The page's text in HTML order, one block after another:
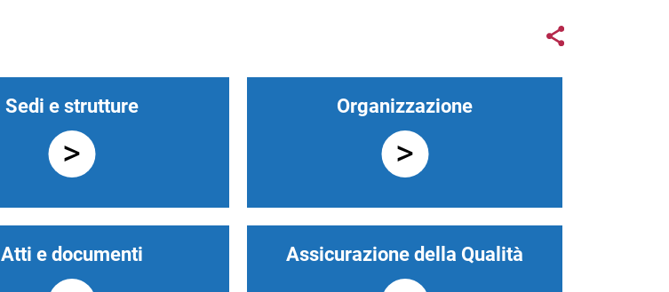
Links
Share button
Sedi e strutture Organizzazione
Atti e documenti Assicurazione della Qualità